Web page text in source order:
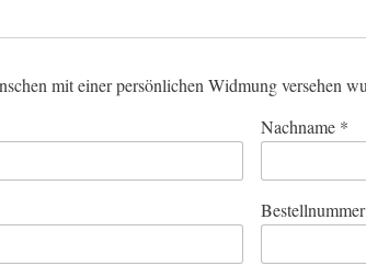
mit einer persönlichen Widmung versehen
Nachname *